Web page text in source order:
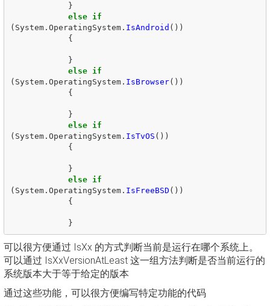
}
else
if
( System. OperatingSystem. IsAndroid ())
{
}
else
if
( System. OperatingSystem. IsBrowser())
{
}
else
if
( System. OperatingSystem. IsTvOS ())
{
}
else
if
( System. OperatingSystem. IsFreeBSD ())
{
}
可以很方便通过 IsXx 的方式判断当前是运行在哪个系统上。
可以通过 IsXxVersionAtLeast 这一组方法判断是否当前运行的
系统版本大于等于给定的版本
通过这些功能，可以很方便编写特定功能的代码